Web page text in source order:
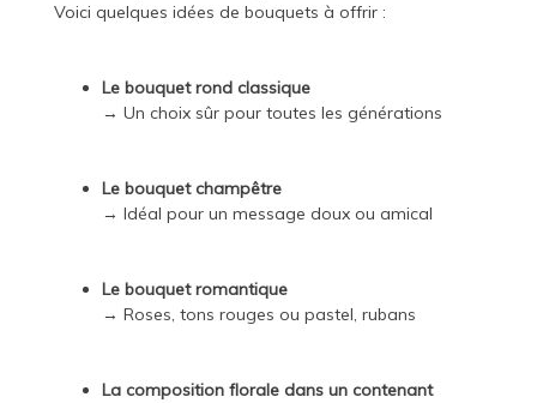
Voici quelques idées de bouquets à offrir :
Le bouquet rond classique
→ Un choix sûr pour toutes les générations
Le bouquet champêtre
→ Idéal pour un message doux ou amical
Le bouquet romantique
→ Roses, tons rouges ou pastel, rubans
La composition florale dans un contenant